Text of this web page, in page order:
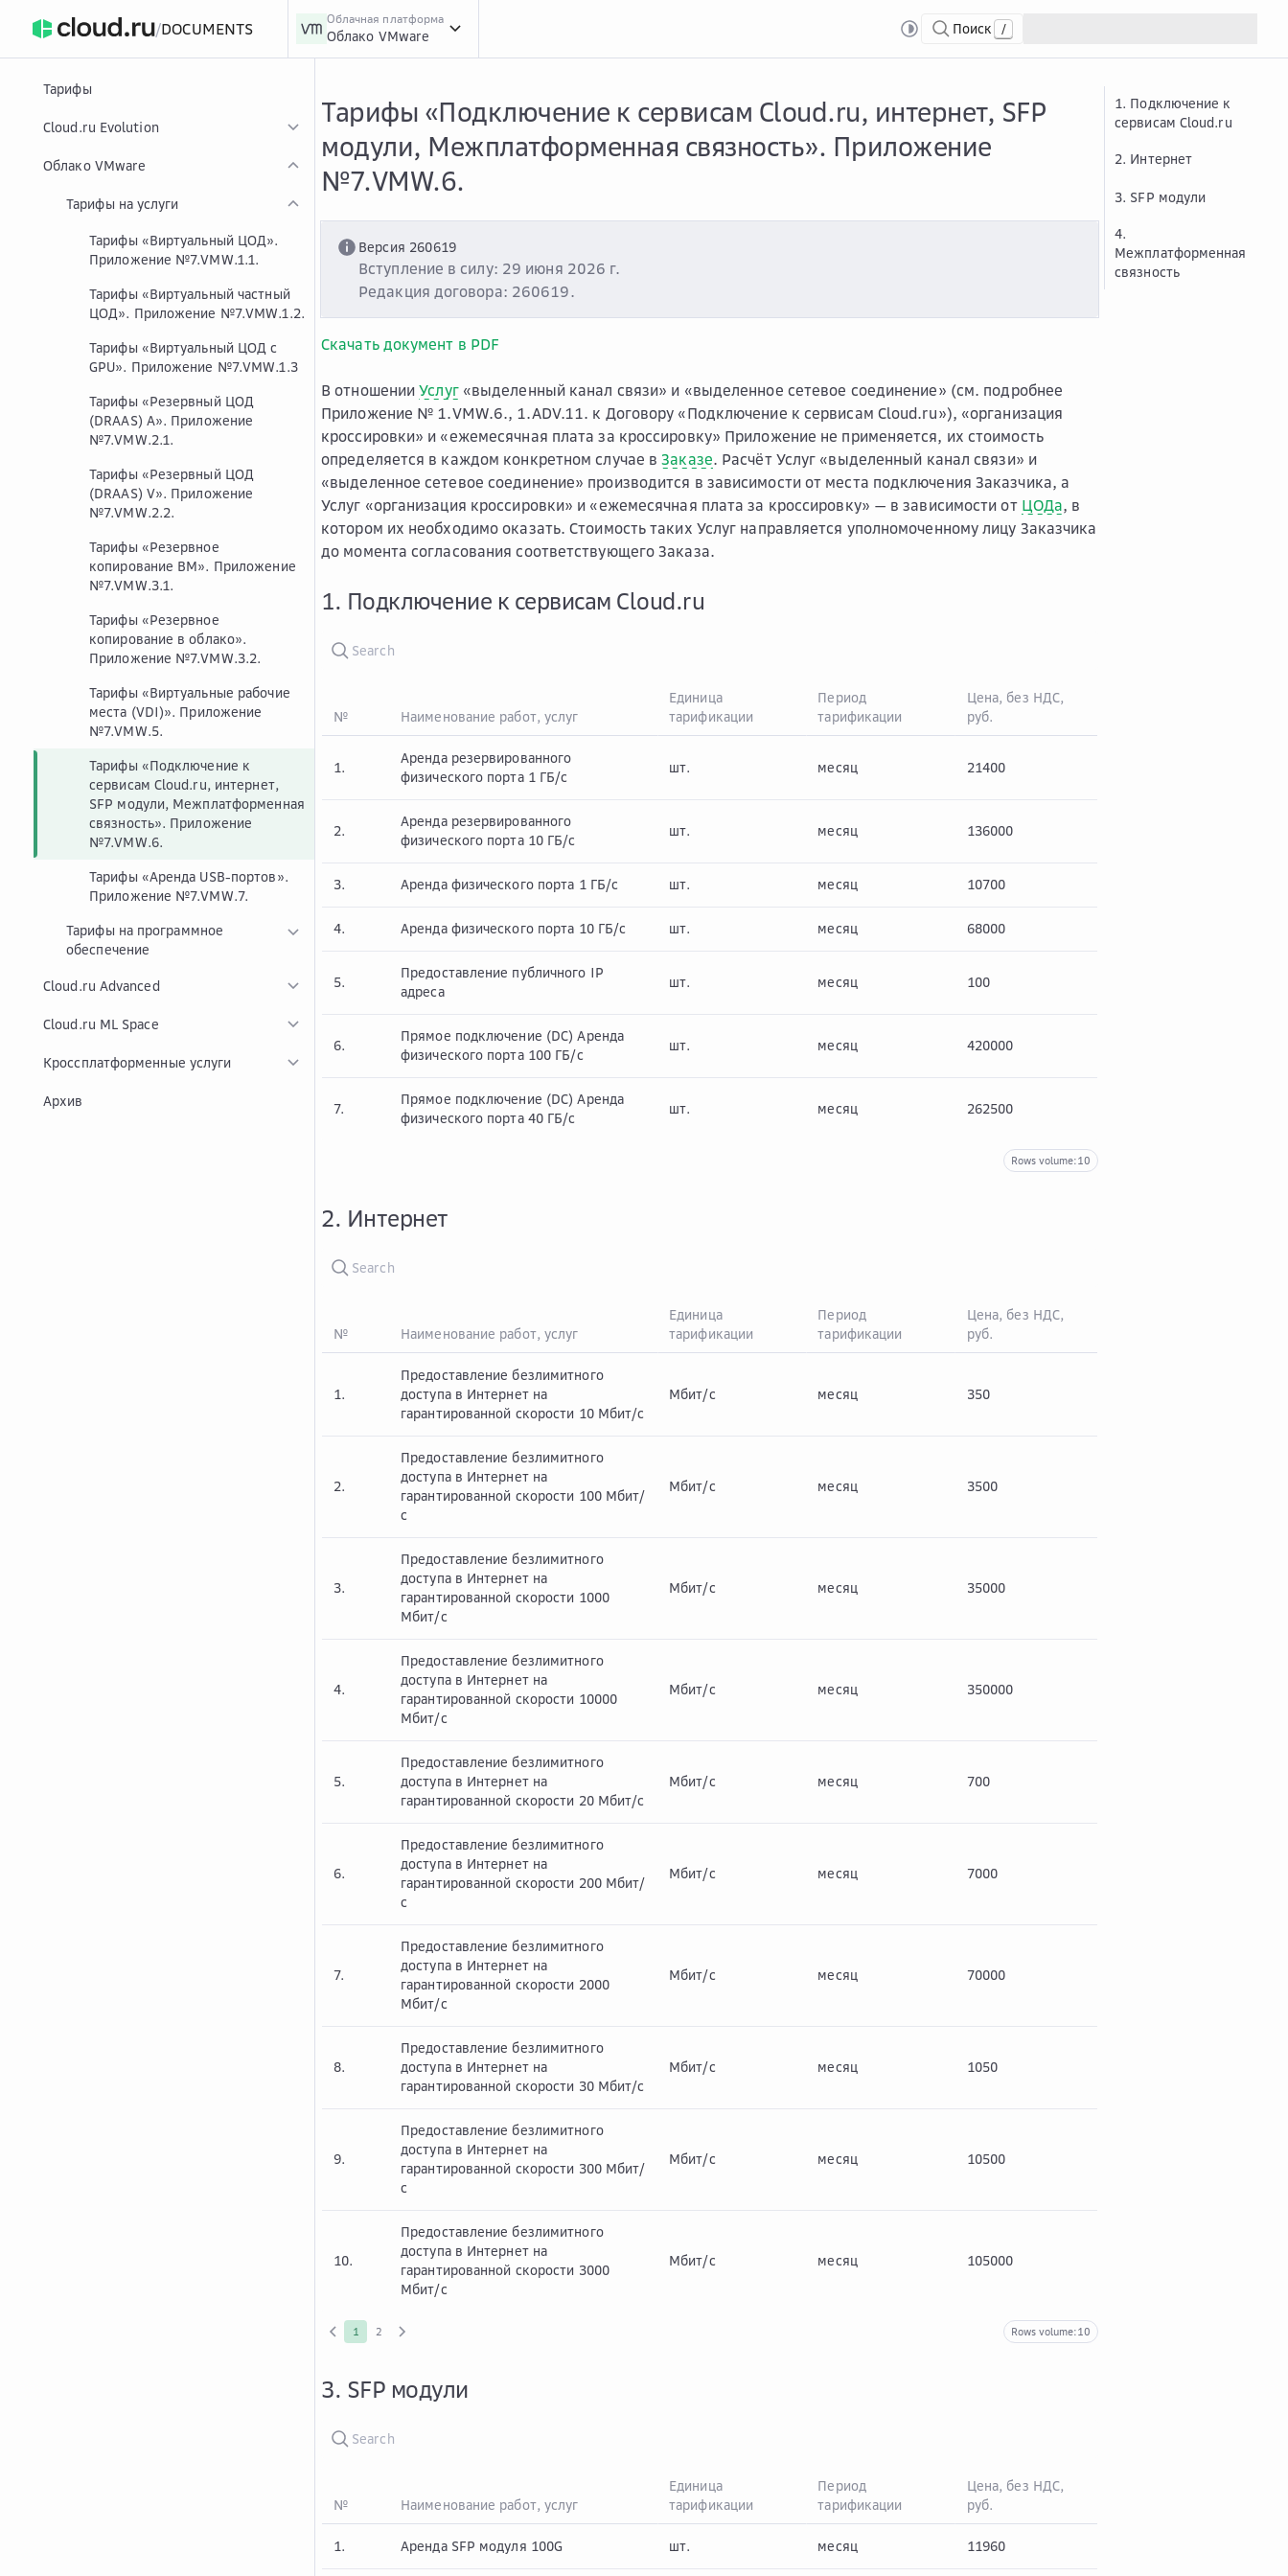
/DOCUMENTS
Облачная платформа
Облако VMware Поиск /
Тарифы
Cloud.ru Evolution
Облако VMware
Тарифы на услуги
Тарифы «Виртуальный ЦОД».
Приложение №7.VMW.1.1.
Тарифы «Виртуальный частный
ЦОД». Приложение №7.VMW.1.2.
Тарифы «Виртуальный ЦОД с
GPU». Приложение №7.VMW.1.3
Тарифы «Резервный ЦОД
(DRAAS) A». Приложение
№7.VMW.2.1.
Тарифы «Резервный ЦОД
(DRAAS) V». Приложение
№7.VMW.2.2.
Тарифы «Резервное
копирование ВМ». Приложение
№7.VMW.3.1.
Тарифы «Резервное
копирование в облако».
Приложение №7.VMW.3.2.
Тарифы «Виртуальные рабочие
места (VDI)». Приложение
№7.VMW.5.
Тарифы «Подключение к
сервисам Cloud.ru, интернет,
SFP модули, Межплатформенная
связность». Приложение
№7.VMW.6.
Тарифы «Аренда USB-портов».
Приложение №7.VMW.7.
Тарифы на программное
обеспечение
Cloud.ru Advanced
Cloud.ru ML Space
Кроссплатформенные услуги
Архив
Тарифы «Подключение к сервисам Cloud.ru, интернет, SFP
модули, Межплатформенная связность». Приложение
№7.VMW.6.
Версия 260619
Вступление в силу: 29 июня 2026 г.
Редакция договора: 260619.
Скачать документ в PDF
В отношенииУслуг«выделенный канал связи» и «выделенное сетевое соединение» (см. подробнее
Приложение № 1.VMW.6., 1.ADV.11. к Договору «Подключение к сервисам Cloud.ru»), «организация
кроссировки» и «ежемесячная плата за кроссировку» Приложение не применяется, их стоимость
определяется в каждом конкретном случае вЗаказе. Расчёт Услуг «выделенный канал связи» и
«выделенное сетевое соединение» производится в зависимости от места подключения Заказчика, а
Услуг «организация кроссировки» и «ежемесячная плата за кроссировку» — в зависимости от ЦОДа, в
котором их необходимо оказать. Стоимость таких Услуг направляется уполномоченному лицу Заказчика
до момента согласования соответствующего Заказа.
1. Подключение к сервисам Cloud.ru
№ Наименование работ, услуг
Единица
тарификации
Период
тарификации
Цена, без НДС,
руб.
1.
Аренда резервированного
физического порта 1 ГБ/с
шт. месяц 21400
2.
Аренда резервированного
физического порта 10 ГБ/с
шт. месяц 136000
3. Аренда физического порта 1 ГБ/с шт. месяц 10700
4. Аренда физического порта 10 ГБ/с шт. месяц 68000
5.
Предоставление публичного IP
адреса
шт. месяц 100
6.
Прямое подключение (DC) Аренда
физического порта 100 ГБ/с
шт. месяц 420000
7.
Прямое подключение (DC) Аренда
физического порта 40 ГБ/с
шт. месяц 262500
Rows volume:10
2. Интернет
№ Наименование работ, услуг
Единица
тарификации
Период
тарификации
Цена, без НДС,
руб.
1.
Предоставление безлимитного
доступа в Интернет на
гарантированной скорости 10 Мбит/с
Мбит/с месяц 350
2.
Предоставление безлимитного
доступа в Интернет на
гарантированной скорости 100 Мбит/
с
Мбит/с месяц 3500
3.
Предоставление безлимитного
доступа в Интернет на
гарантированной скорости 1000
Мбит/с
Мбит/с месяц 35000
4.
Предоставление безлимитного
доступа в Интернет на
гарантированной скорости 10000
Мбит/с
Мбит/с месяц 350000
5.
Предоставление безлимитного
доступа в Интернет на
гарантированной скорости 20 Мбит/с
Мбит/с месяц 700
6.
Предоставление безлимитного
доступа в Интернет на
гарантированной скорости 200 Мбит/
с
Мбит/с месяц 7000
7.
Предоставление безлимитного
доступа в Интернет на
гарантированной скорости 2000
Мбит/с
Мбит/с месяц 70000
8.
Предоставление безлимитного
доступа в Интернет на
гарантированной скорости 30 Мбит/с
Мбит/с месяц 1050
9.
Предоставление безлимитного
доступа в Интернет на
гарантированной скорости 300 Мбит/
с
Мбит/с месяц 10500
10.
Предоставление безлимитного
доступа в Интернет на
гарантированной скорости 3000
Мбит/с
Мбит/с месяц 105000
1 2 Rows volume:10
3. SFP модули
№ Наименование работ, услуг
Единица
тарификации
Период
тарификации
Цена, без НДС,
руб.
1. Аренда SFP модуля 100G шт. месяц 11960
1. Подключение к
сервисам Cloud.ru
2. Интернет
3. SFP модули
4.
Межплатформенная
связность